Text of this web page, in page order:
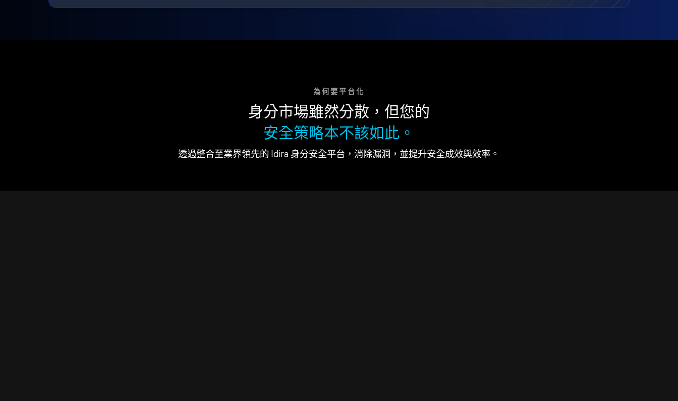
為何要平台化
身分市場雖然分散，但您的
安全策略本不該如此。
透過整合至業界領先的 Idira 身分安全平台，消除漏洞，並提升安全成效與效率。